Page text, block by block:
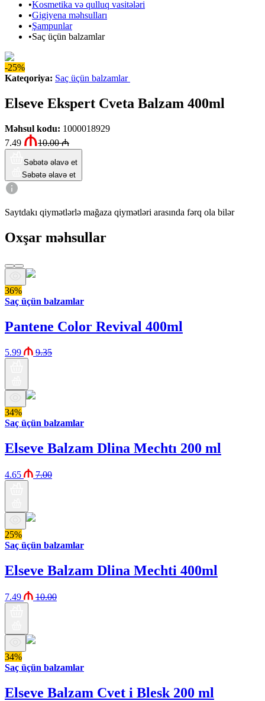
•Kosmetika və qulluq vasitələri
•Gigiyena məhsulları
•Şampunlar
•Saç üçün balzamlar
-25%
Kateqoriya: Saç üçün balzamlar
Elseve Ekspert Cveta Balzam 400ml
Məhsul kodu: 1000018929
7.49
10.00₼
Səbətə əlavə et
Səbətə əlavə et
Saytdakı qiymətlərlə mağaza qiymətləri arasında fərq ola bilər
Oxşar məhsullar
36%
Saç üçün balzamlar
Pantene Color Revival 400ml
5.99 9.35
34%
Saç üçün balzamlar
Elseve Balzam Dlina Mechtı 200 ml
4.65 7.00
25%
Saç üçün balzamlar
Elseve Balzam Dlina Mechti 400ml
7.49 10.00
34%
Saç üçün balzamlar
Elseve Balzam Cvet i Blesk 200 ml